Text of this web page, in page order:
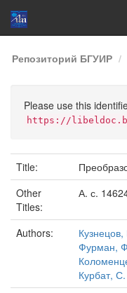
Skip
navigation
Репозиторий БГУИР
Please use this
https://
Title:
Other
Titles:
А. с.
Authors:
Фурман,
Курбат,